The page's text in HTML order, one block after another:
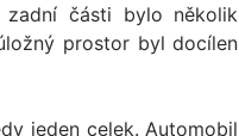
části bylo několik
prostor byl docílen
jeden celek. Automobil